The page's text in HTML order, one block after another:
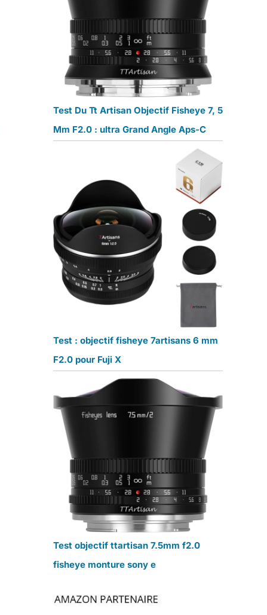
Test Du Tt Artisan Objectif Fisheye 7, 5
Mm F2.0 : ultra Grand Angle Aps-C
Test : objectif fisheye 7artisans 6 mm
F2.0 pour Fuji X
Test objectif ttartisan 7.5mm f2.0
fisheye monture sony e